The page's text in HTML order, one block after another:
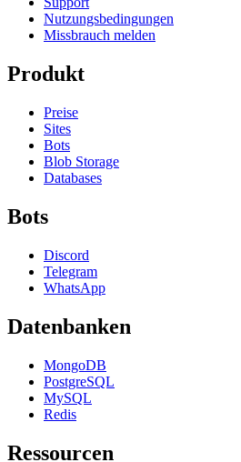
Nutzungsbedingungen
Missbrauch melden
Produkt
Preise
Sites
Bots
Blob Storage
Databases
Bots
Discord
Telegram
WhatsApp
Datenbanken
MongoDB
PostgreSQL
MySQL
Redis
Ressourcen